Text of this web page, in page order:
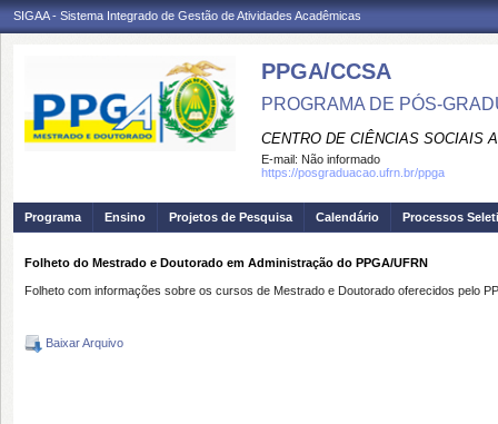
SIGAA - Sistema Integrado de Gestão de Atividades Acadêmicas
PPGA/CCSA
PROGRAMA DE PÓS-
CENTRO DE CIÊNCIAS SOCIAIS
E-mail: Não informado
https://posgraduacao.ufrn.br/ppga
Programa Ensino Projetos de Pesquisa Calendário Processos
Folheto do Mestrado e Doutorado em Administração do PPGA/UFRN
Folheto com informações sobre os cursos de Mestrado e Doutorado oferecidos pelo
Baixar Arquivo